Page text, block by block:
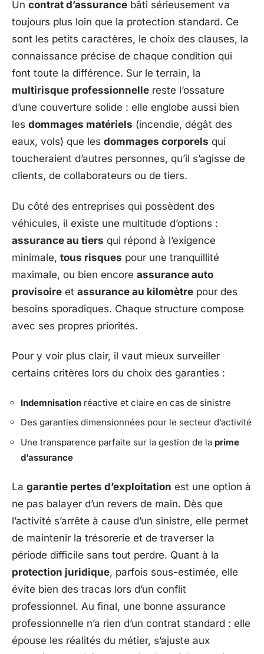
Un contrat d’assurance bâti sérieusement va
toujours plus loin que la protection standard. Ce
sont les petits caractères, le choix des clauses, la
connaissance précise de chaque condition qui
font toute la différence. Sur le terrain, la
multirisque professionnelle reste l’ossature
d’une couverture solide : elle englobe aussi bien
les dommages matériels (incendie, dégât des
eaux, vols) que les dommages corporels qui
toucheraient d’autres personnes, qu’il s’agisse de
clients, de collaborateurs ou de tiers.
Du côté des entreprises qui possèdent des
véhicules, il existe une multitude d’options :
assurance au tiers qui répond à l’exigence
minimale, tous risques pour une tranquillité
maximale, ou bien encore assurance auto
provisoire et assurance au kilomètre pour des
besoins sporadiques. Chaque structure compose
avec ses propres priorités.
Pour y voir plus clair, il vaut mieux surveiller
certains critères lors du choix des garanties :
Indemnisation réactive et claire en cas de sinistre
Des garanties dimensionnées pour le secteur d’activité
Une transparence parfaite sur la gestion de la prime
d’assurance
La garantie pertes d’exploitation est une option à
ne pas balayer d’un revers de main. Dès que
l’activité s’arrête à cause d’un sinistre, elle permet
de maintenir la trésorerie et de traverser la
période difficile sans tout perdre. Quant à la
protection juridique, parfois sous-estimée, elle
évite bien des tracas lors d’un conflit
professionnel. Au final, une bonne assurance
professionnelle n’a rien d’un contrat standard : elle
épouse les réalités du métier, s’ajuste aux